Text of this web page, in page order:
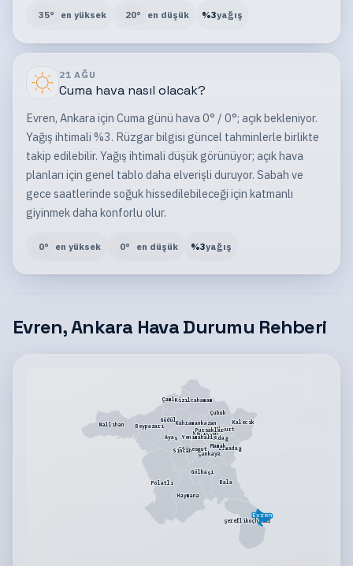
35° en yüksek 20° en düşük %3yağış
21 AĞU
Cumahava nasıl olacak?
Evren, Ankara için Cuma günü hava 0° / 0°; açık bekleniyor.
Yağış ihtimali %3. Rüzgar bilgisi güncel tahminlerle birlikte
takip edilebilir. Yağış ihtimali düşük görünüyor; açık hava
planları için genel tablo daha elverişli duruyor. Sabah ve
gece saatlerinde soğuk hissedilebileceği için katmanlı
giyinmek daha konforlu olur.
0° en yüksek 0° en düşük %3yağış
Evren, Ankara Hava Durumu Rehberi
Akyurt
Altındağ
Ayaş
Bala
Beypazarı
Çamlıdere
Çankaya
Çubuk
Elmadağ
Etimesgut
Gölbaşı
Güdül
Haymana
Kahramankazan Kalecik
Keçiören
Kızılcahamam
Mamak
Nallıhan
Polatlı
Pursaklar
Sincan
Şereflikoçhisar
Yenimahalle
Evren